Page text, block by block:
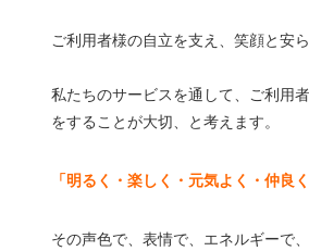
ご利用者様の自立を支え、笑顔と安
私たちのサービスを通して、ご利用
をすることが大切、と考えます。
「明るく・楽しく・元気よく・仲良く
その声色で、表情で、エネルギーで